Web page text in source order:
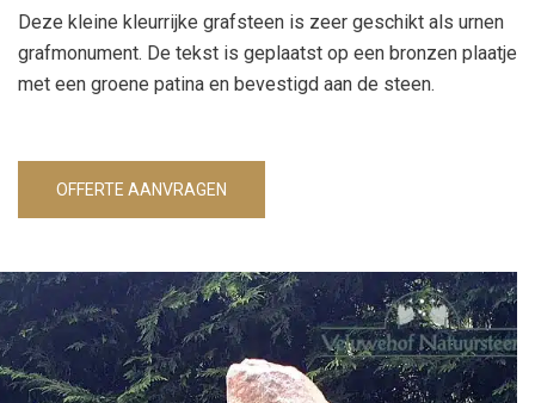
Deze kleine kleurrijke grafsteen is zeer geschikt als urnen
grafmonument. De tekst is geplaatst op een bronzen plaatje
met een groene patina en bevestigd aan de steen.
OFFERTE AANVRAGEN